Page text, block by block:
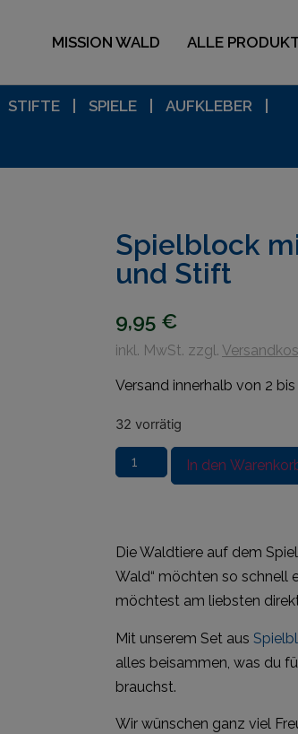
MISSION WALD ALLE
STIFTE SPIELE AUFKLEBER
Spielblock
und Stift
9,95 €
inkl. MwSt. zzgl.
Versand innerhalb von 2
32 vorrätig
In den
Die Waldtiere auf dem
Wald“ möchten so schnell
möchtest am liebsten
Mit unserem Set aus
alles beisammen, was du
brauchst.
Wir wünschen ganz viel